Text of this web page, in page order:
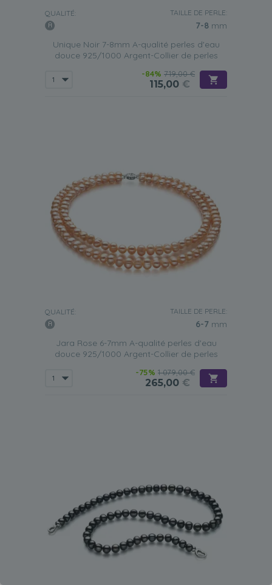
QUALITÉ: TAILLE DE PERLE:
7-8 mm
Unique Noir 7-8mm A-qualité perles d'eau
douce 925/1000 Argent-Collier de perles
-84% 719,00 €
115,00 €
QUALITÉ: TAILLE DE PERLE:
6-7 mm
Jara Rose 6-7mm A-qualité perles d'eau
douce 925/1000 Argent-Collier de perles
-75% 1 079,00 €
265,00 €